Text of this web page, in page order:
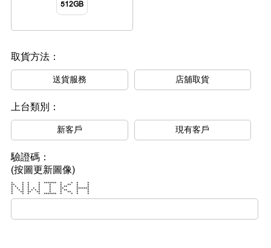
512GB
取貨方法：
送貨服務 店舖取貨
上台類別：
新客戶 現有客戶
驗證碼：
(按圖更新圖像)
* * * * ******* * * * *
** * * * * * ** * *
* * * * * * * ** * *
* * * * * * * ** *******
* * * * * * * * * ** * *
* ** ** ** * * ** * *
* * * * ******* * * * *